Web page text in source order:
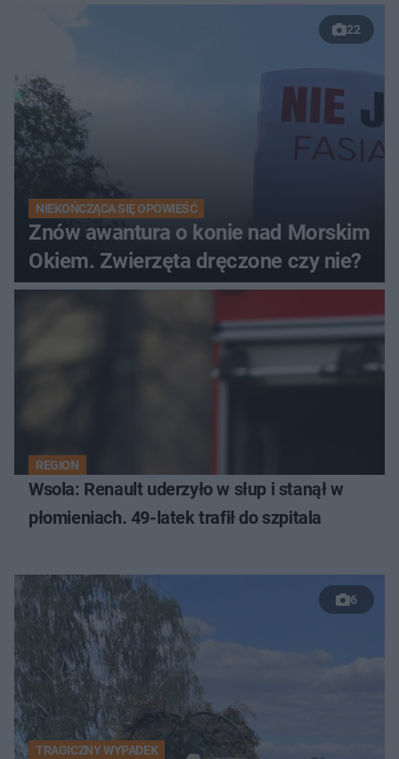
22
NIEKOŃCZĄCA SIĘ OPOWIEŚĆ
Znów awantura o konie nad Morskim
Okiem. Zwierzęta dręczone czy nie?
REGION
Wsola: Renault uderzyło w słup i stanął w
płomieniach. 49-latek trafił do szpitala
6
TRAGICZNY WYPADEK